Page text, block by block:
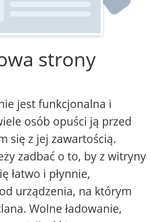
strony
jest funkcjonalna i
osób opuści ją przed
się z jej zawartością.
zadbać o to, by z witryny
łatwo i płynnie,
urządzenia, na którym
Wolne ładowanie,